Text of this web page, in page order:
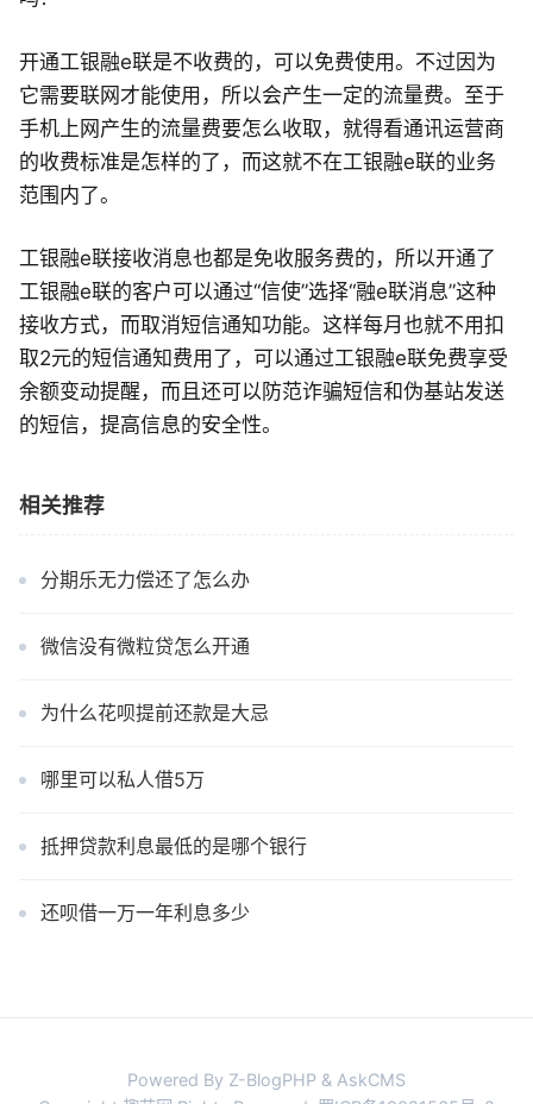
开通工银融e联是不收费的，可以免费使用。不过因为
它需要联网才能使用，所以会产生一定的流量费。至于
手机上网产生的流量费要怎么收取，就得看通讯运营商
的收费标准是怎样的了，而这就不在工银融e联的业务
范围内了。
工银融e联接收消息也都是免收服务费的，所以开通了
工银融e联的客户可以通过“信使”选择“融e联消息”这种
接收方式，而取消短信通知功能。这样每月也就不用扣
取2元的短信通知费用了，可以通过工银融e联免费享受
余额变动提醒，而且还可以防范诈骗短信和伪基站发送
的短信，提高信息的安全性。
相关推荐
分期乐无力偿还了怎么办
微信没有微粒贷怎么开通
为什么花呗提前还款是大忌
哪里可以私人借5万
抵押贷款利息最低的是哪个银行
还呗借一万一年利息多少
Powered By Z-BlogPHP & AskCMS